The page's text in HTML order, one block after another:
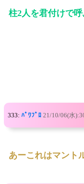
柱2人を君付けで
333: ﾊﾟﾜﾌﾟﾛ 21/10/06(水
あーこれはマント